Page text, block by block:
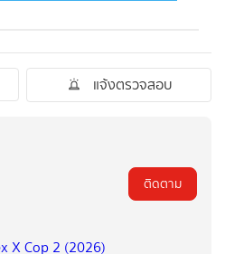
แจ้งตรวจสอบ
ติดตาม